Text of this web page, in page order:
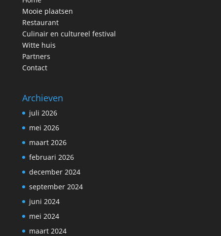
Mooie plaatsen
Restaurant
Culinair en cultureel festival
Witte huis
Partners
Contact
Archieven
juli 2026
mei 2026
maart 2026
februari 2026
december 2024
september 2024
juni 2024
mei 2024
maart 2024